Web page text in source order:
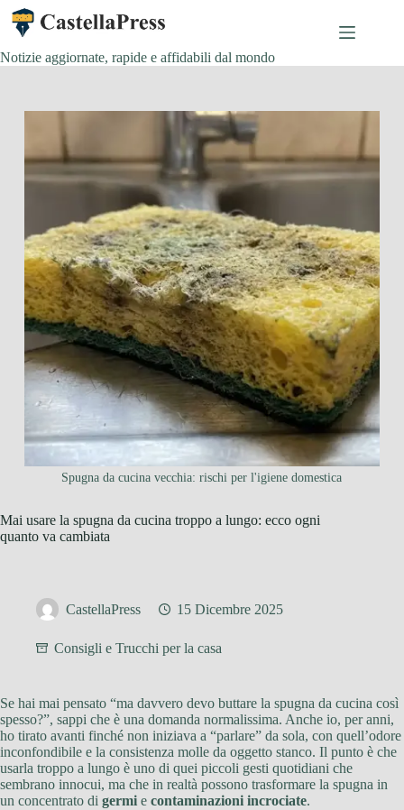
Salta
contenuto
Notizie aggiornate, rapide e affidabili dal mondo
Spugna da cucina vecchia: rischi per l'igiene domestica
Mai usare la spugna da cucina troppo a lungo: ecco ogni
quanto va cambiata
CastellaPress 15 Dicembre 2025
Consigli e Trucchi per la casa
Se hai mai pensato “ma davvero devo buttare la spugna da cucina così
spesso?”, sappi che è una domanda normalissima. Anche io, per anni,
ho tirato avanti finché non iniziava a “parlare” da sola, con quell’odore
inconfondibile e la consistenza molle da oggetto stanco. Il punto è che
usarla troppo a lungo è uno di quei piccoli gesti quotidiani che
sembrano innocui, ma che in realtà possono trasformare la spugna in
un concentrato di germi e contaminazioni incrociate.